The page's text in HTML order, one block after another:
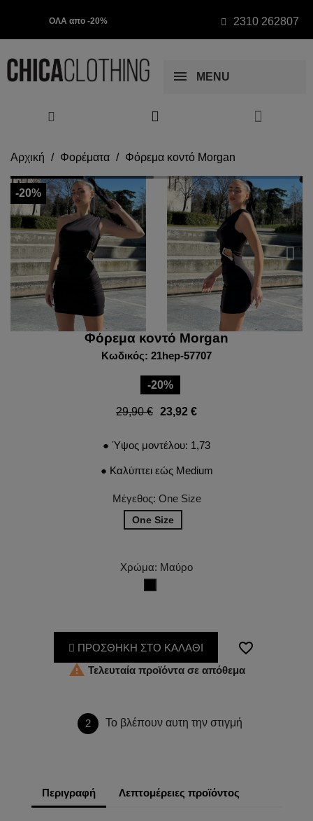
ΟΛΑ απο -20% 2310 262807
MENU
Αρχική Φορέματα Φόρεμα κοντό Morgan
-20%
Φόρεμα κοντό Morgan
Κωδικός: 21hep-57707
-20%
29,90 € 23,92 €
● Ύψος μοντέλου: 1,73
● Καλύπτει εώς Medium
Μέγεθος: One Size
One Size
Χρώμα: Μαύρο
ΠΡΟΣΘΗΚΗ ΣΤΟ ΚΑΛΑΘΙ
favorite_border
 Τελευταία προϊόντα σε απόθεμα
2 Το βλέπουν αυτη την στιγμή
Περιγραφή Λεπτομέρειες προϊόντος